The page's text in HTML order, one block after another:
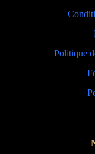
Politique